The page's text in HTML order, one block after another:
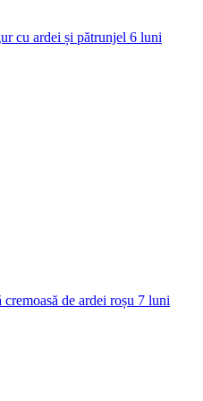
cu ardei și pătrunjel 6 luni
cremoasă de ardei roșu 7 luni